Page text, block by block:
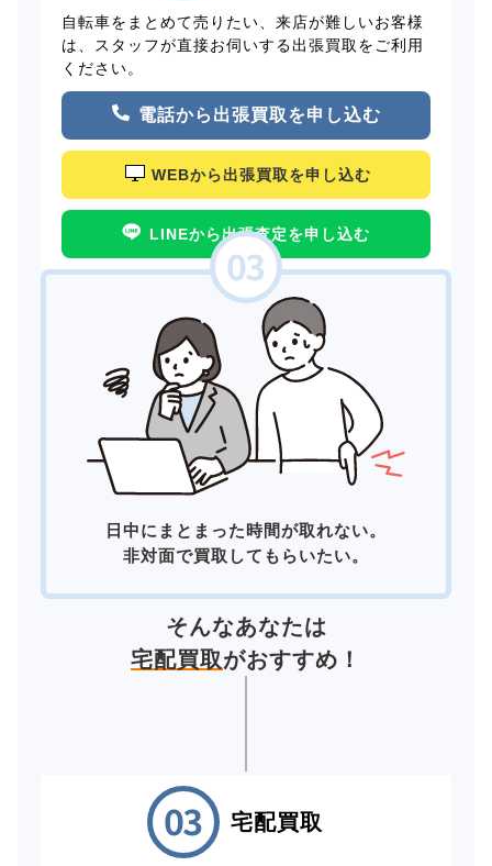
自転車をまとめて売りたい、来店が難しいお客様
は、スタッフが直接お伺いする出張買取をご利用
ください。
電話から出張買取を申し込む
WEBから出張買取を申し込む
LINEから出張査定を申し込む
日中にまとまった時間が取れない。
非対面で買取してもらいたい。
そんなあなたは
宅配買取がおすすめ！
宅配買取